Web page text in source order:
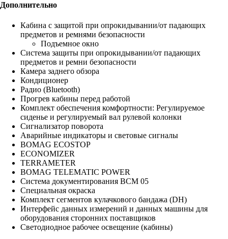
Дополнительно
Кабина с защитой при опрокидывании/от падающих
предметов и ремнями безопасности
Подъемное окно
Система защиты при опрокидывании/от падающих
предметов и ремни безопасности
Камера заднего обзора
Кондиционер
Радио (Bluetooth)
Прогрев кабины перед работой
Комплект обеспечения комфортности: Регулируемое
сиденье и регулируемый вал рулевой колонки
Сигнализатор поворота
Аварийные индикаторы и световые сигналы
BOMAG ECOSTOP
ECONOMIZER
TERRAMETER
BOMAG TELEMATIC POWER
Система документирования BCM 05
Специальная окраска
Комплект сегментов кулачкового бандажа (DH)
Интерфейс данных измерений и данных машины для
оборудования сторонних поставщиков
Светодиодное рабочее освещение (кабины)